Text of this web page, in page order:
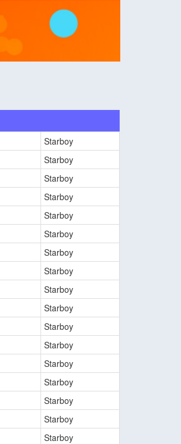
Starboy
Starboy
Starboy
Starboy
Starboy
Starboy
Starboy
Starboy
Starboy
Starboy
Starboy
Starboy
Starboy
Starboy
Starboy
Starboy
Starboy